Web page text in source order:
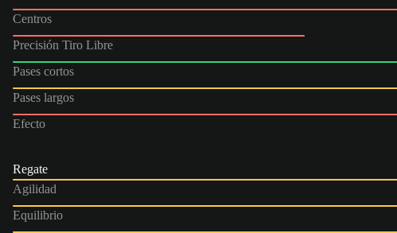
Centros
Precisión Tiro Libre
Pases cortos
Pases largos
Efecto
Regate
Agilidad
Equilibrio